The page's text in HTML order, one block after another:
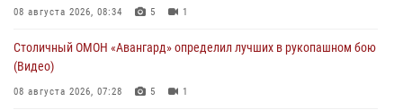
08 августа 2026, 08:34 5 1
Столичный ОМОН «Авангард» определил лучших в рукопашном бою
(Видео)
08 августа 2026, 07:28 5 1